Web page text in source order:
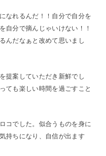
なれるんだ！！自分で自分を
自分で摘んじゃいけない！！
んだなぁと改めて思いまし
提案していただき新鮮でし
ても楽しい時間を過ごすこと
コでした。似合うものを身に
持ちになり、自信が出ます